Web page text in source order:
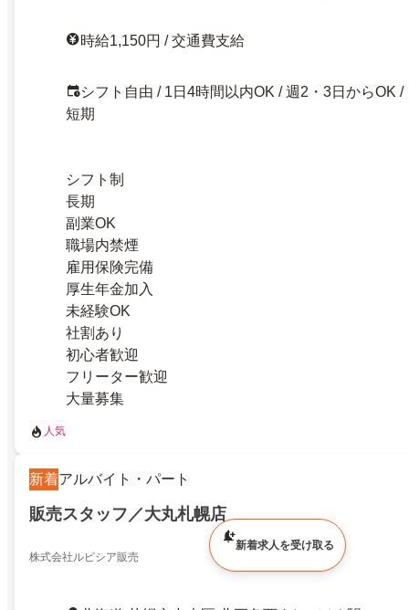
時給1,150円 / 交通費支給
シフト自由 / 1日4時間以内OK / 週2・3日からOK /
短期
シフト制
長期
副業OK
職場内禁煙
雇用保険完備
厚生年金加入
未経験OK
社割あり
初心者歓迎
フリーター歓迎
大量募集
人気
新着アルバイト・パート
販売スタッフ／大丸札幌店
株式会社ルピシア販売
新着求人を受け取る